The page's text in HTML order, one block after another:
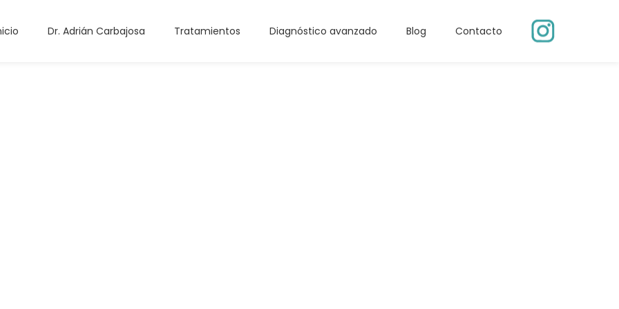
Dr. Adrián Carbajosa Tratamientos Diagnóstico avanzado Blog Contacto